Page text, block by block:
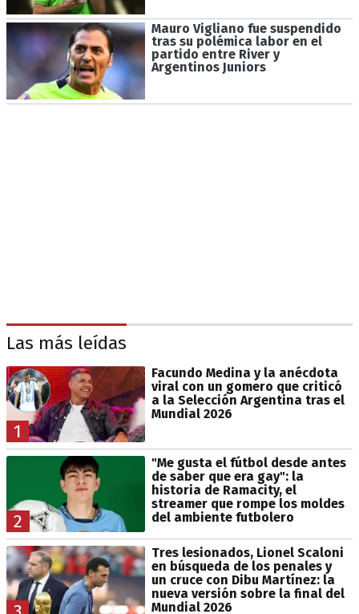
Mauro Vigliano fue suspendido
tras su polémica labor en el
partido entre River y
Argentinos Juniors
Las más leídas
1
Facundo Medina y la anécdota
viral con un gomero que criticó
a la Selección Argentina tras el
Mundial 2026
2
"Me gusta el fútbol desde antes
de saber que era gay": la
historia de Ramacity, el
streamer que rompe los moldes
del ambiente futbolero
Tres lesionados, Lionel Scaloni
en búsqueda de los penales y
un cruce con Dibu Martínez: la
nueva versión sobre la final del
Mundial 2026